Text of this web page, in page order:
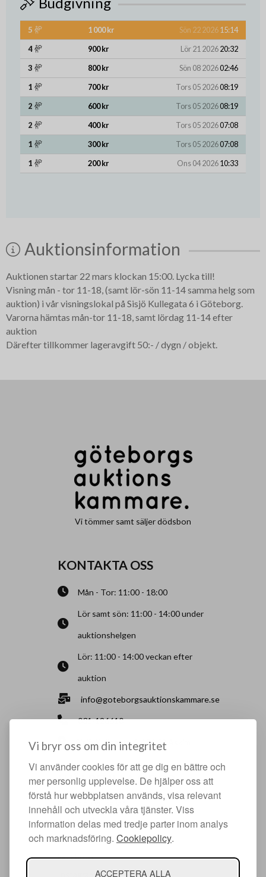
Vi bryr oss om din integritet
Vi använder cookies för att ge dig en bättre och
mer personlig upplevelse. De hjälper oss att
förstå hur webbplatsen används, visa relevant
innehåll och utveckla våra tjänster. Viss
information delas med tredje parter inom analys
och marknadsföring. Cookiepolicy.
ACCEPTERA ALLA
5 1 000 kr Sön 22 202615:14
4
900 kr Lör 21 202620:32
3
800 kr Sön 08 202602:46
1
700 kr Tors 05 202608:19
2
600 kr Tors 05 202608:19
2
400 kr Tors 05 202607:08
1
300 kr Tors 05 202607:08
1
200 kr Ons 04 202610:33
Auktionsinformation
Auktionen startar 22 mars klockan 15:00. Lycka till!
Visning mån - tor 11-18, (samt lör-sön 11-14 samma helg som
auktion) i vår visningslokal på Sisjö Kullegata 6 i Göteborg.
Varorna hämtas mån-tor 11-18, samt lördag 11-14 efter
auktion
Därefter tillkommer lageravgift 50:- / dygn / objekt.
Vi tömmer samt säljer dödsbon
KONTAKTA OSS
Mån - Tor: 11:00 - 18:00
Lör samt sön: 11:00 - 14:00 under
auktionshelgen
Lör: 11:00 - 14:00 veckan efter
auktion
info@goteborgsauktionskammare.se
031-126610
Sisjö Kullegata 6, 436 32 Askim
HJÄLPFULLA SIDOR
Något du vill sälja?
Att köpa hos oss
Om oss
Facebook
Instagram